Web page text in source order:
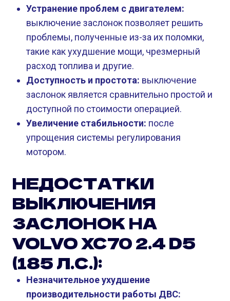
Устранение проблем с двигателем:
выключение заслонок позволяет решить
проблемы, полученные из-за их поломки,
такие как ухудшение мощи, чрезмерный
расход топлива и другие.
Доступность и простота: выключение
заслонок является сравнительно простой и
доступной по стоимости операцией.
Увеличение стабильности: после
упрощения системы регулирования
мотором.
НЕДОСТАТКИ
ВЫКЛЮЧЕНИЯ
ЗАСЛОНОК НА
VOLVO XC70 2.4 D5
(185 Л.С.):
Незначительное ухудшение
производительности работы ДВС: